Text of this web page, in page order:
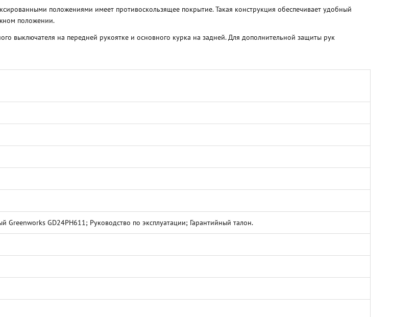
положениями имеет противоскользящее покрытие. Такая конструкция обеспечивает удобный
положении.
выключателя на передней рукоятке и основного курка на задней. Для дополнительной защиты рук
Greenworks GD24PH611; Руководство по эксплуатации; Гарантийный талон.